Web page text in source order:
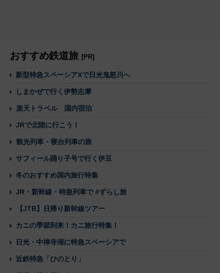
おすすめ鉄道旅 [PR]
新型特急スペーシアXで日光鬼怒川へ
しまかぜで行く伊勢志摩
楽天トラベル 国内宿泊
JRで北陸に行こう！
観光列車・寝台列車の旅
サフィール踊り子号で行く伊豆
冬のおすすめ国内旅行特集
JR・新幹線・特急列車で #ずらし旅
【JTB】日帰り新幹線ツアー
カニの季節到来！カニ旅行特集！
日光・中禅寺湖に特急スペーシアで
近鉄特急「ひのとり」